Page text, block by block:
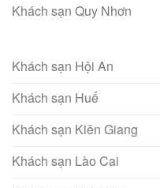
Khách sạn Quy Nhơn
Khách sạn Hội An
Khách sạn Huế
Khách sạn Kiên Giang
Khách sạn Lào Cai